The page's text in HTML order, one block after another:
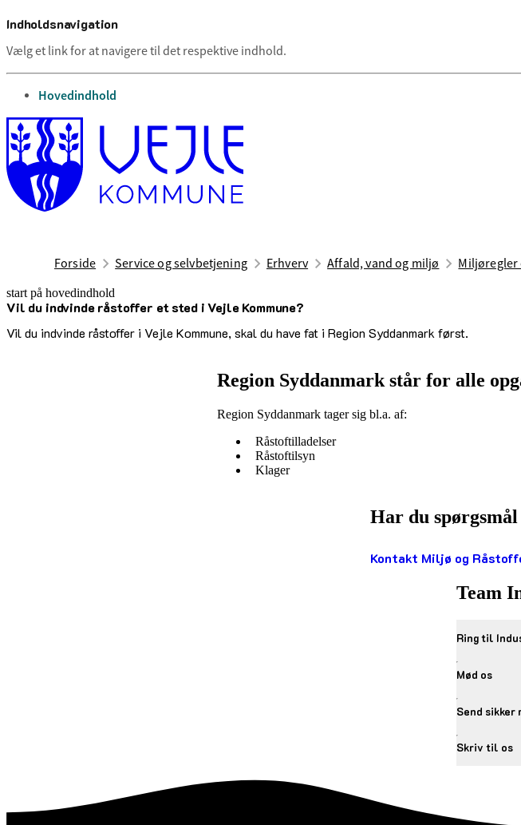
Indholdsnavigation
Vælg et link for at navigere til det respektive indhold.
gå til
Hovedindhold
Forside Service og selvbetjening Erhverv Affald, vand og miljø
start på hovedindhold
Vil du indvinde råstoffer et sted i Vejle Kommune?
Vil du indvinde råstoffer i Vejle Kommune, skal du have fat i Region Syddanmark først.
senest opdateret 12. februar 2025
Region Syddanmark står for alle
Region Syddanmark tager sig bl.a. af:
Råstoftilladelser
Råstoftilsyn
Klager
Har du
Kontakt Miljø og
Team
Ring til
Mød os
Send sikker
Skriv til os